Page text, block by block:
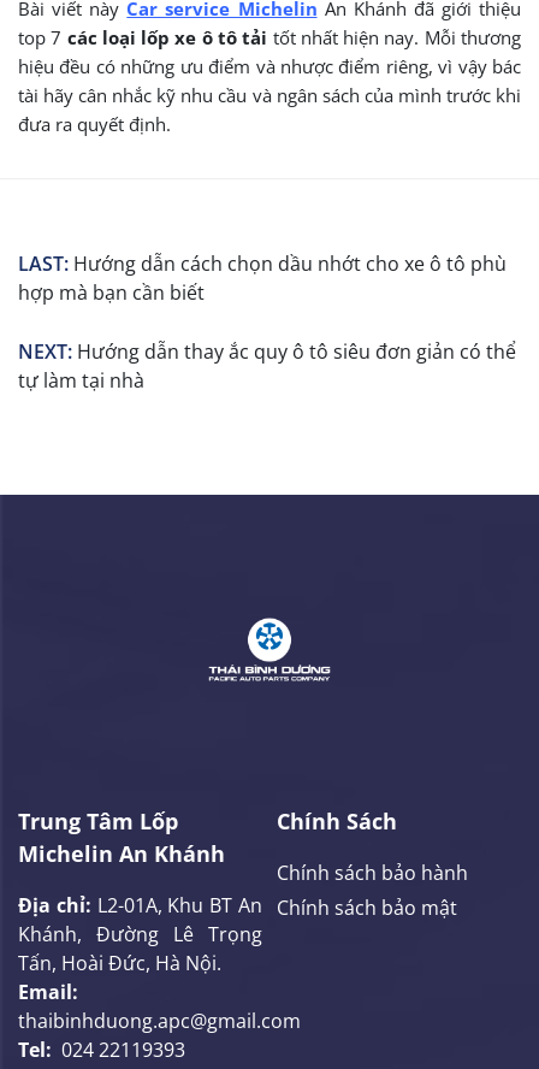
Bài viết này Car service Michelin An Khánh đã giới thiệu
top 7 các loại lốp xe ô tô tải tốt nhất hiện nay. Mỗi thương
hiệu đều có những ưu điểm và nhược điểm riêng, vì vậy bác
tài hãy cân nhắc kỹ nhu cầu và ngân sách của mình trước khi
đưa ra quyết định.
LAST: Hướng dẫn cách chọn dầu nhớt cho xe ô tô phù
hợp mà bạn cần biết
NEXT: Hướng dẫn thay ắc quy ô tô siêu đơn giản có thể
tự làm tại nhà
Trung Tâm Lốp
Michelin An Khánh
Địa chỉ: L2-01A, Khu BT An
Khánh, Đường Lê Trọng
Tấn, Hoài Đức, Hà Nội.
Email:
thaibinhduong.apc@gmail.com
Tel: 024 22119393
Chính Sách
Chính sách bảo hành
Chính sách bảo mật